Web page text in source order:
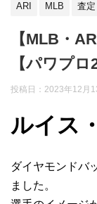
ARI MLB 査定
【MLB・
【パワプロ
投稿日： 2023年12月
ルイス
ダイヤモンドバ
ました。